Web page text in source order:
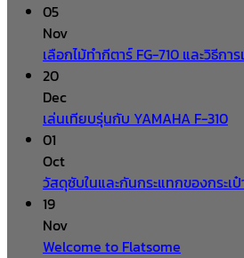
05
Nov
เลือกไม้ทำกีตาร์ FG-710 และวิธีกา
20
Dec
เล่นเทียบรุ่นกับ YAMAHA F-310
01
Oct
วัสดุซับในและกันกระแทกของกระเ
19
Nov
Welcome to Flatsome